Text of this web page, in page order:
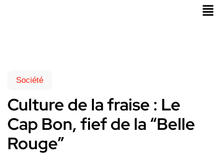
Société
Culture de la fraise : Le
Cap Bon, fief de la “Belle
Rouge”